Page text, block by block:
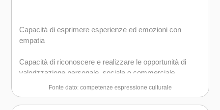
Capacità di esprimere esperienze ed emozioni con
empatia
Capacità di riconoscere e realizzare le opportunità di
valorizzazione personale, sociale o commerciale
mediante le arti e le altre forme culturali
Capacità di impegnarsi in processi creativi sia
Fonte dato: competenze espressione culturale